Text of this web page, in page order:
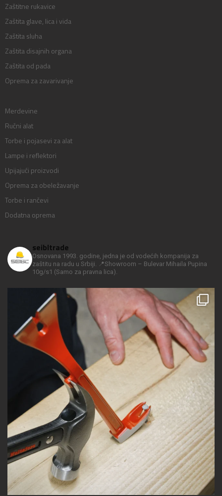
Zaštitne rukavice
Zaštita glave, lica i vida
Zaštita sluha
Zaštita disajnih organa
Zaštita od pada
Oprema za zavarivanje
Merdevine
Ručni alat
Torbe i pojasevi za alat
Lampe i reflektori
Upijajući proizvodi
Oprema za obeležavanje
Torbe i rančevi
Dodatna oprema
seibltrade
Osnovana 1993. godine, jedna je od vodećih kompanija za
zaštitu na radu u Srbiji.
📍Showroom – Bulevar Mihaila Pupina
10g/s1 (Samo za pravna lica).